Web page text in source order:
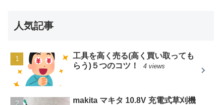
人気記事
工具を高く売る(高く買い取っても
らう)５つのコツ！
4 views
makita マキタ 10.8V 充電式草刈機